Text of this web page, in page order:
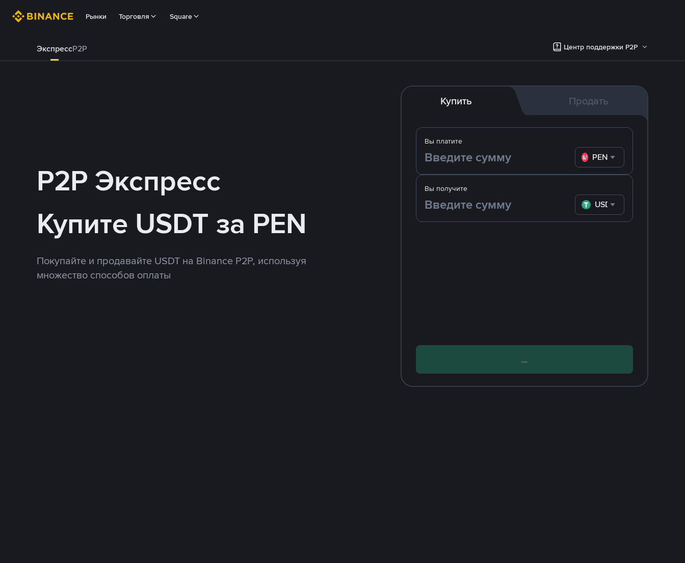
Рынки Торговля Square
ЭкспрессP2P Центр поддержки P2P
P2P Экспресс
Купите USDT за PEN
Покупайте и продавайте USDT на Binance P2P, используя
множество способов оплаты
Купить Продать
Вы платите
PEN
Вы получите
USDT